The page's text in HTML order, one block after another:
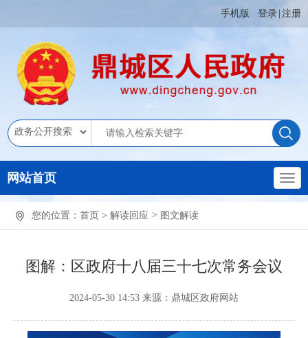
手机版 登录 注册
网站首页
您的位置： 首页 > 解读回应 > 图文解读
图解：区政府十八届三十七次常务会议
2024-05-30 14:53 来源：鼎城区政府网站